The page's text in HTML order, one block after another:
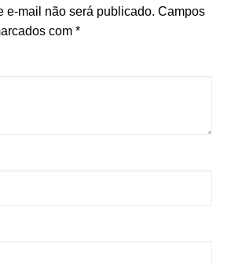
e-mail não será publicado. Campos
com *